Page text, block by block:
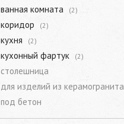
ванная комната
(2)
коридор (2)
кухня (2)
кухонный фартук (2)
столешница
для изделий из керамогранита
под бетон